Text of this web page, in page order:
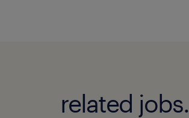
related jobs.